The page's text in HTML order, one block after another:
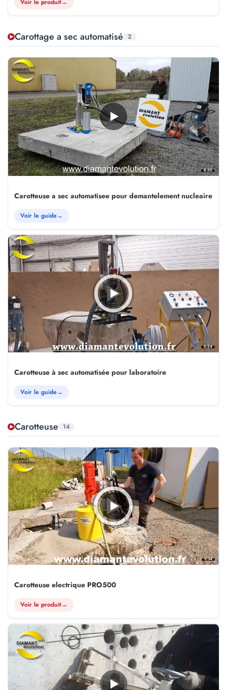
Carottage a sec automatisé 2
8:50
Carotteuse a sec automatisee pour demantelement nucleaire
Voir le guide→
6:24
Carotteuse à sec automatisée pour laboratoire
Voir le guide→
Carotteuse 14
9:34
Carotteuse electrique PRO500
Voir le produit→